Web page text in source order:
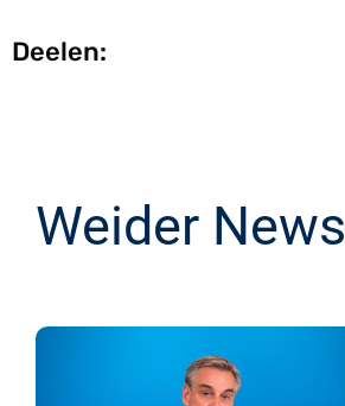
Deelen:
Weider News